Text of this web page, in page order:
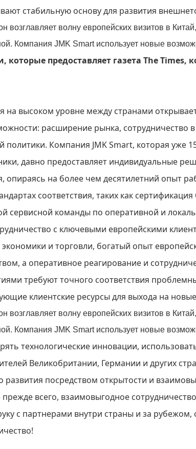
стабильную основу для развития
предоставляет газета The Times,
на высоком уровне между странами
расширение рынка, сотрудничество
политики. Компания JMK Smart, которая уже
давно предоставляет индивидуальные
опираясь на более чем десятилетний опыт
соответствия, таких как
сервисной команды по оперативной и
с ключевыми европейскими
и торговли, богатый опыт
а оперативное реагирование и
требуют точного соответствия
клиентские ресурсы для выхода на
технологические инновации,
Великобритании, Германии и других
посредством открытости и
всего, взаимовыгодное
с партнерами внутри страны и за